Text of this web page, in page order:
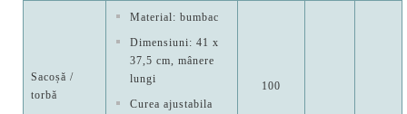
Sacoșă /
torbă
Material: bumbac
Dimensiuni: 41 x
37,5 cm, mânere
lungi
Curea ajustabila
100